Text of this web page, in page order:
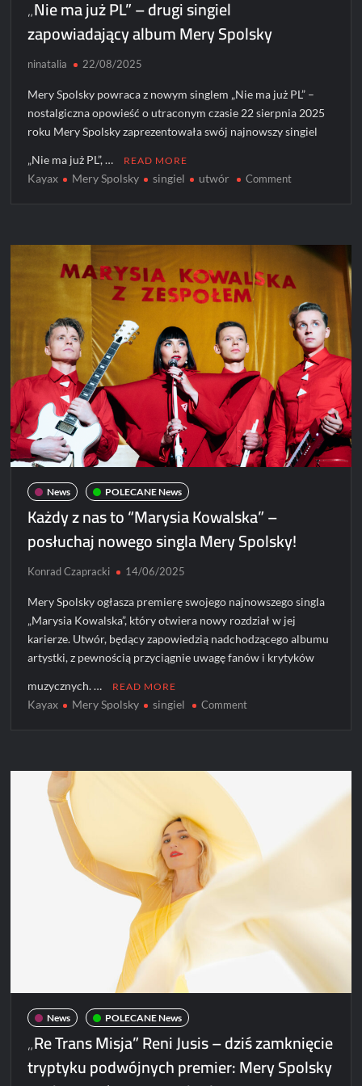
„Nie ma już PL” – drugi singiel
zapowiadający album Mery Spolsky
ninatalia 22/08/2025
Mery Spolsky powraca z nowym singlem „Nie ma już PL” –
nostalgiczna opowieść o utraconym czasie 22 sierpnia 2025
roku Mery Spolsky zaprezentowała swój najnowszy singiel
„Nie ma już PL”, … READ MORE
Kayax Mery Spolsky singiel utwór Commenton
PL”
drugi
singiel
zapowiadający
album
Mery
Spolsky
News POLECANE News
Każdy z nas to “Marysia Kowalska” –
posłuchaj nowego singla Mery Spolsky!
Konrad Czapracki 14/06/2025
Mery Spolsky ogłasza premierę swojego najnowszego singla
„Marysia Kowalska”, który otwiera nowy rozdział w jej
karierze. Utwór, będący zapowiedzią nadchodzącego albumu
artystki, z pewnością przyciągnie uwagę fanów i krytyków
muzycznych. … READ MORE
Kayax Mery Spolsky singiel Commenton
to
–
posłuchaj
nowego
Spolsky!
News POLECANE News
„Re Trans Misja” Reni Jusis – dziś zamknięcie
tryptyku podwójnych premier: Mery Spolsky